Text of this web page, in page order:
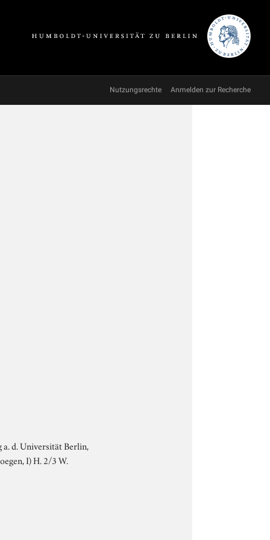
Nutzungsrechte Anmelden zur Recherche
d. Universität Berlin,
I) H. 2/3 W.